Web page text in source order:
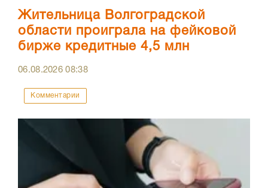
Жительница Волгоградской
области проиграла на фейковой
бирже кредитные 4,5 млн
06.08.202608:38
Комментарии